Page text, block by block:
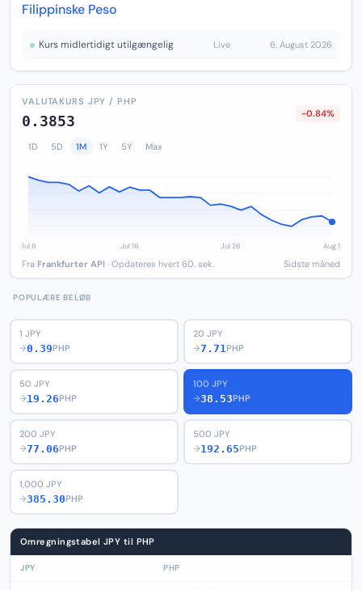
Filippinske Peso
Kurs midlertidigt utilgængelig Live 6. August 2026
VALUTAKURS JPY / PHP
0.3853 -0.84%
1D 5D 1M 1Y 5Y Max
Fra Frankfurter API · Opdateres hvert 60. sek. Sidste måned
POPULÆRE BELØB
1 JPY
→0.39PHP
20 JPY
→7.71PHP
50 JPY
→19.26PHP
100 JPY
→38.53PHP
200 JPY
→77.06PHP
500 JPY
→192.65PHP
1,000 JPY
→385.30PHP
Omregningstabel JPY til PHP
JPY PHP